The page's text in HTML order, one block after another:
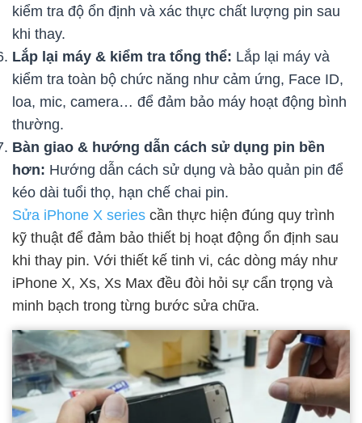
kiểm tra độ ổn định và xác thực chất lượng pin sau
khi thay.
Lắp lại máy & kiểm tra tổng thể: Lắp lại máy và
kiểm tra toàn bộ chức năng như cảm ứng, Face ID,
loa, mic, camera… để đảm bảo máy hoạt động bình
thường.
Bàn giao & hướng dẫn cách sử dụng pin bền
hơn: Hướng dẫn cách sử dụng và bảo quản pin để
kéo dài tuổi thọ, hạn chế chai pin.
Sửa iPhone X series cần thực hiện đúng quy trình
kỹ thuật để đảm bảo thiết bị hoạt động ổn định sau
khi thay pin. Với thiết kế tinh vi, các dòng máy như
iPhone X, Xs, Xs Max đều đòi hỏi sự cẩn trọng và
minh bạch trong từng bước sửa chữa.